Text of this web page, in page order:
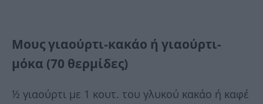
Μους γιαούρτι-κακάο ή γιαούρτι-
μόκα (70 θερμίδες)
½ γιαούρτι με 1 κουτ. του γλυκού κακάο ή καφέ